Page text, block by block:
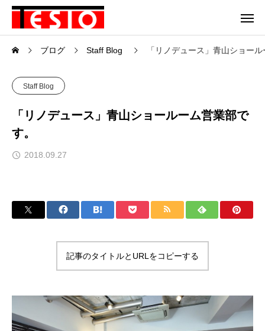
ブログ Staff Blog 「リノデュース」青山ショー
Staff Blog
「リノデュース」青山ショールーム営業部で
す。
2018.09.27
記事のタイトルとURLをコピーする